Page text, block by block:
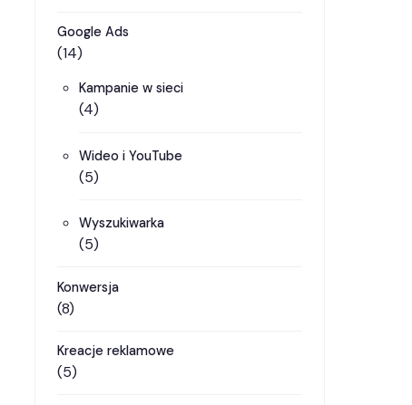
Google Ads
(14)
Kampanie w sieci
(4)
Wideo i YouTube
(5)
Wyszukiwarka
(5)
Konwersja
(8)
Kreacje reklamowe
(5)